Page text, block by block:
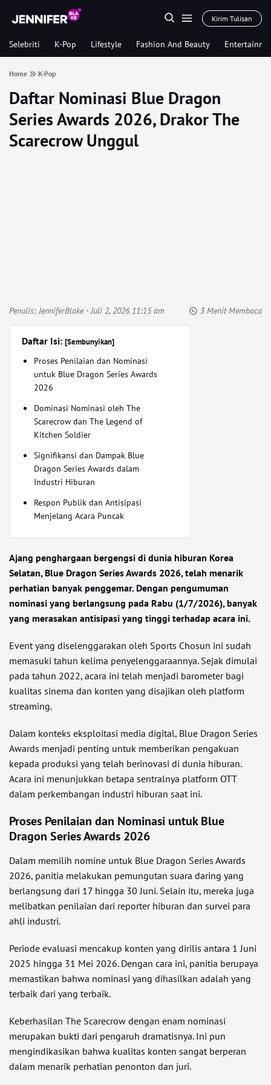
Kirim Tulisan
Selebriti K-Pop Lifestyle Fashion And Beauty
Home K-Pop
Daftar Nominasi Blue Dragon
Series Awards 2026, Drakor The
Scarecrow Unggul
Penulis:JenniferBlake- Juli 2, 2026 11:15 am 3 Menit Membaca
Daftar Isi: [Sembunyikan]
Proses Penilaian dan Nominasi
untuk Blue Dragon Series Awards
2026
Dominasi Nominasi oleh The
Scarecrow dan The Legend of
Kitchen Soldier
Signifikansi dan Dampak Blue
Dragon Series Awards dalam
Industri Hiburan
Respon Publik dan Antisipasi
Menjelang Acara Puncak
Ajang penghargaan bergengsi di dunia hiburan Korea
Selatan, Blue Dragon Series Awards 2026, telah menarik
perhatian banyak penggemar. Dengan pengumuman
nominasi yang berlangsung pada Rabu (1/7/2026), banyak
yang merasakan antisipasi yang tinggi terhadap acara ini.
Event yang diselenggarakan oleh Sports Chosun ini sudah
memasuki tahun kelima penyelenggaraannya. Sejak dimulai
pada tahun 2022, acara ini telah menjadi barometer bagi
kualitas sinema dan konten yang disajikan oleh platform
streaming.
Dalam konteks eksploitasi media digital, Blue Dragon Series
Awards menjadi penting untuk memberikan pengakuan
kepada produksi yang telah berinovasi di dunia hiburan.
Acara ini menunjukkan betapa sentralnya platform OTT
dalam perkembangan industri hiburan saat ini.
Proses Penilaian dan Nominasi untuk Blue
Dragon Series Awards 2026
Dalam memilih nomine untuk Blue Dragon Series Awards
2026, panitia melakukan pemungutan suara daring yang
berlangsung dari 17 hingga 30 Juni. Selain itu, mereka juga
melibatkan penilaian dari reporter hiburan dan survei para
ahli industri.
Periode evaluasi mencakup konten yang dirilis antara 1 Juni
2025 hingga 31 Mei 2026. Dengan cara ini, panitia berupaya
memastikan bahwa nominasi yang dihasilkan adalah yang
terbaik dari yang terbaik.
Keberhasilan The Scarecrow dengan enam nominasi
merupakan bukti dari pengaruh dramatisnya. Ini pun
mengindikasikan bahwa kualitas konten sangat berperan
dalam menarik perhatian penonton dan juri.